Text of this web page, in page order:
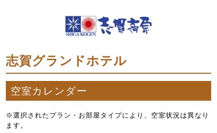
志賀グランドホテル
空室カレンダー
※選択されたプラン・お部屋タイプにより、空室状況は異なり
ます。